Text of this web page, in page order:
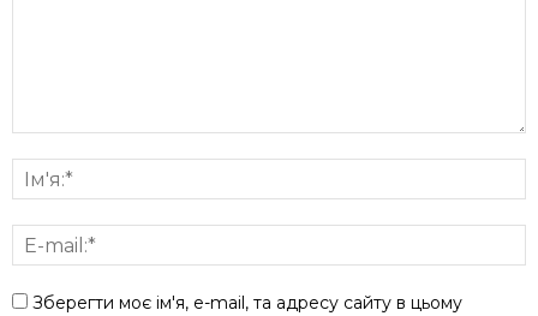
Зберегти моє ім'я, e-mail, та адресу сайту в цьому